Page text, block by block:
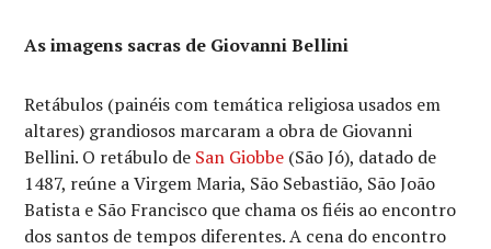
As imagens sacras de Giovanni Bellini
Retábulos (painéis com temática religiosa usados em
altares) grandiosos marcaram a obra de Giovanni
Bellini. O retábulo de San Giobbe (São Jó), datado de
1487, reúne a Virgem Maria, São Sebastião, São João
Batista e São Francisco que chama os fiéis ao encontro
dos santos de tempos diferentes. A cena do encontro